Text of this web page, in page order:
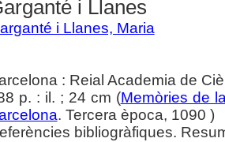
i Llanes
i Llanes, Maria
: Reial Academia de
p. : il. ; 24 cm (Memòries de
. Tercera època, 1090 )
bibliogràfiques.